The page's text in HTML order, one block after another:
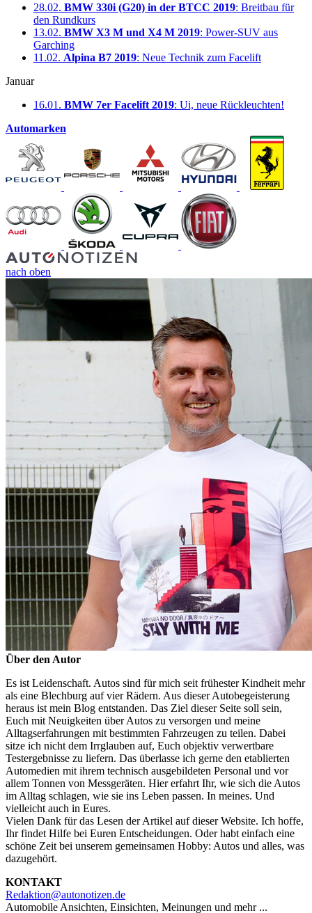
28.02. BMW 330i (G20) in der BTCC 2019: Breitbau für
den Rundkurs
13.02. BMW X3 M und X4 M 2019: Power-SUV aus
Garching
11.02. Alpina B7 2019: Neue Technik zum Facelift
Januar
16.01. BMW 7er Facelift 2019: Ui, neue Rückleuchten!
Automarken
nach oben
Über den Autor
Es ist Leidenschaft. Autos sind für mich seit frühester Kindheit mehr
als eine Blechburg auf vier Rädern. Aus dieser Autobegeisterung
heraus ist mein Blog entstanden. Das Ziel dieser Seite soll sein,
Euch mit Neuigkeiten über Autos zu versorgen und meine
Alltagserfahrungen mit bestimmten Fahrzeugen zu teilen. Dabei
sitze ich nicht dem Irrglauben auf, Euch objektiv verwertbare
Testergebnisse zu liefern. Das überlasse ich gerne den etablierten
Automedien mit ihrem technisch ausgebildeten Personal und vor
allem Tonnen von Messgeräten. Hier erfahrt Ihr, wie sich die Autos
im Alltag schlagen, wie sie ins Leben passen. In meines. Und
vielleicht auch in Eures.
Vielen Dank für das Lesen der Artikel auf dieser Website. Ich hoffe,
Ihr findet Hilfe bei Euren Entscheidungen. Oder habt einfach eine
schöne Zeit bei unserem gemeinsamen Hobby: Autos und alles, was
dazugehört.
KONTAKT
Redaktion@autonotizen.de
Automobile Ansichten, Einsichten, Meinungen und mehr ...